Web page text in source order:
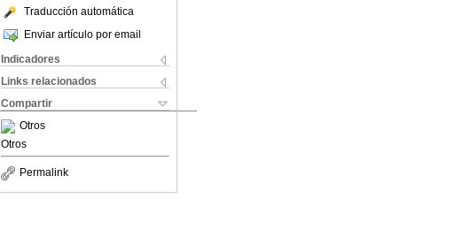
Traducción automática
Enviar artículo por email
Indicadores
Links relacionados
Compartir
Otros
Otros
Permalink